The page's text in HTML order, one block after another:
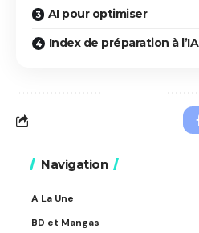
AI pour optimiser
Index de préparation à l’IA
Navigation
A La Une
BD et Mangas